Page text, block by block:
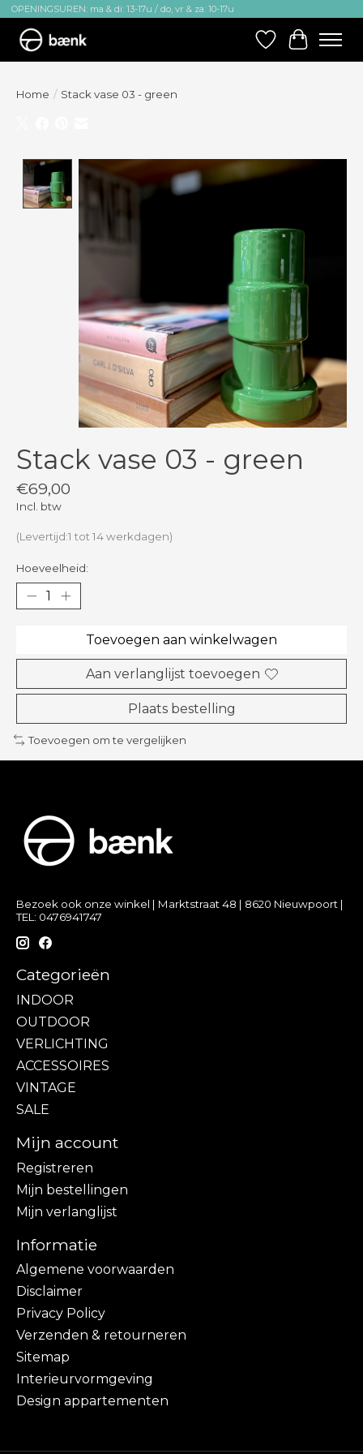
OPENINGSUREN: ma & di: 13-17u / do, vr & za: 10-17u
Verlanglijst
Home / Stack vase 03 - green
Product image slideshow Items
Stack vase 03 - green
€69,00
Incl. btw
(Levertijd:1 tot 14 werkdagen)
Hoeveelheid:
Toevoegen aan winkelwagen
Aan verlanglijst toevoegen
Plaats bestelling
Toevoegen om te vergelijken
Bezoek ook onze winkel | Marktstraat 48 | 8620 Nieuwpoort |
TEL: 0476941747
Categorieën
INDOOR
OUTDOOR
VERLICHTING
ACCESSOIRES
VINTAGE
SALE
Mijn account
Registreren
Mijn bestellingen
Mijn verlanglijst
Informatie
Algemene voorwaarden
Disclaimer
Privacy Policy
Verzenden & retourneren
Sitemap
Interieurvormgeving
Design appartementen